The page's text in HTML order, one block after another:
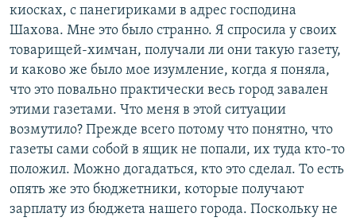
киосках, с панегириками в адрес господина
Шахова. Мне это было странно. Я спросила у своих
товарищей-химчан, получали ли они такую газету,
и каково же было мое изумление, когда я поняла,
что это повально практически весь город завален
этими газетами. Что меня в этой ситуации
возмутило? Прежде всего потому что понятно, что
газеты сами собой в ящик не попали, их туда кто-то
положил. Можно догадаться, кто это сделал. То есть
опять же это бюджетники, которые получают
зарплату из бюджета нашего города. Поскольку не